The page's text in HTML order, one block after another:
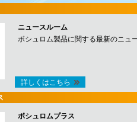
ニュースルーム
ボシュロム製品に関する最新のニュ
詳しくはこちら
ボシュロムプラス